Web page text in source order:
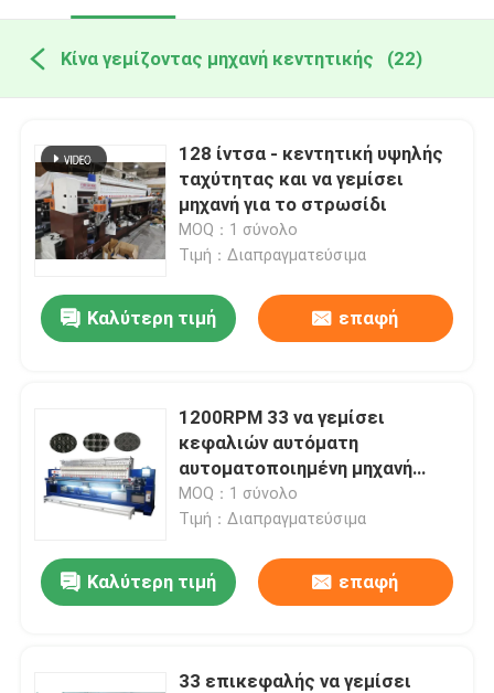
Κίνα γεμίζοντας μηχανή κεντητικής (22)
128 ίντσα - κεντητική υψηλής
ταχύτητας και να γεμίσει
μηχανή για το στρωσίδι
MOQ：1 σύνολο
Τιμή：Διαπραγματεύσιμα
Καλύτερη τιμή επαφή
1200RPM 33 να γεμίσει
κεφαλιών αυτόματη
αυτοματοποιημένη μηχανή
κεντητικής
MOQ：1 σύνολο
Τιμή：Διαπραγματεύσιμα
Καλύτερη τιμή επαφή
33 επικεφαλής να γεμίσει